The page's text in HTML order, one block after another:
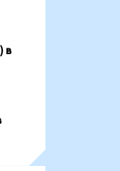
в